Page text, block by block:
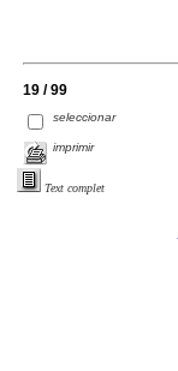
19 / 99
seleccionar
imprimir
Text complet